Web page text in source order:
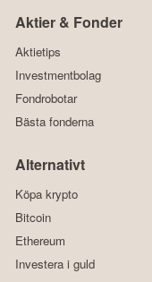
Aktier & Fonder
Aktietips
Investmentbolag
Fondrobotar
Bästa fonderna
Alternativt
Köpa krypto
Bitcoin
Ethereum
Investera i guld